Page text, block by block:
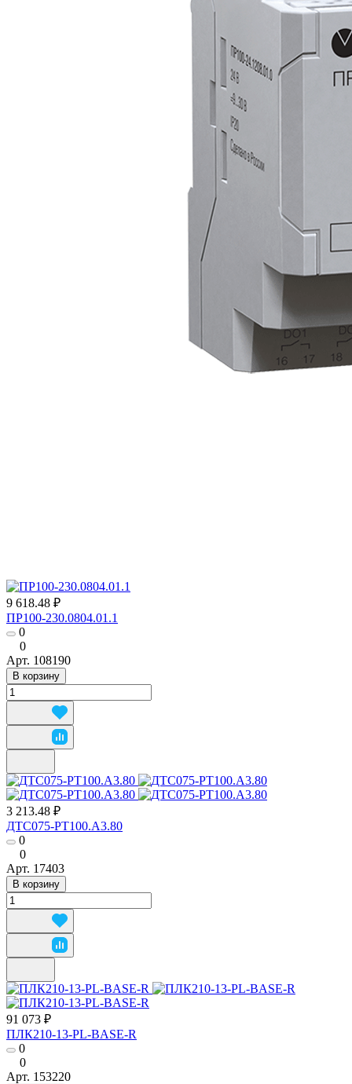
9 618.48 ₽
ПР100-230.0804.01.1
0
0
Арт. 108190
В корзину
3 213.48 ₽
ДТС075-РТ100.А3.80
0
0
Арт. 17403
В корзину
91 073 ₽
ПЛК210-13-PL-BASE-R
0
0
Арт. 153220